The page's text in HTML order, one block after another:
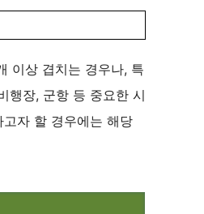
이상 겹치는 경우나, 특
행장, 군항 등 중요한 시
자 할 경우에는 해당